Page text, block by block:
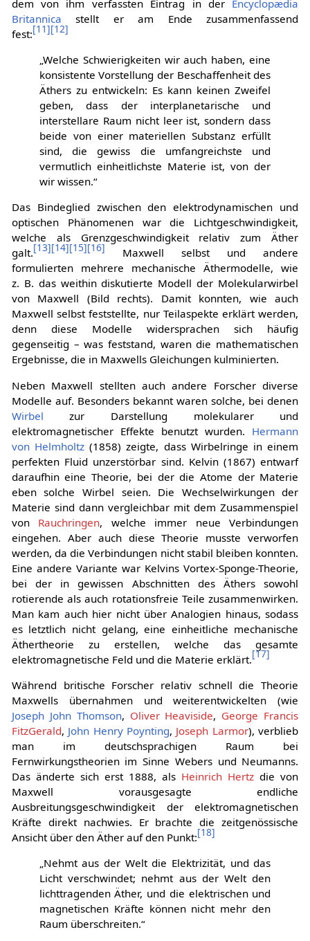
dem von ihm verfassten Eintrag in der Encyclopædia
Britannica stellt er am Ende zusammenfassend
fest:[11][12]
„Welche Schwierigkeiten wir auch haben, eine
konsistente Vorstellung der Beschaffenheit des
Äthers zu entwickeln: Es kann keinen Zweifel
geben, dass der interplanetarische und
interstellare Raum nicht leer ist, sondern dass
beide von einer materiellen Substanz erfüllt
sind, die gewiss die umfangreichste und
vermutlich einheitlichste Materie ist, von der
wir wissen.“
Das Bindeglied zwischen den elektrodynamischen und
optischen Phänomenen war die Lichtgeschwindigkeit,
welche als Grenzgeschwindigkeit relativ zum Äther
galt.[13][14][15][16] Maxwell selbst und andere
formulierten mehrere mechanische Äthermodelle, wie
z. B. das weithin diskutierte Modell der Molekularwirbel
von Maxwell (Bild rechts). Damit konnten, wie auch
Maxwell selbst feststellte, nur Teilaspekte erklärt werden,
denn diese Modelle widersprachen sich häufig
gegenseitig – was feststand, waren die mathematischen
Ergebnisse, die in Maxwells Gleichungen kulminierten.
Neben Maxwell stellten auch andere Forscher diverse
Modelle auf. Besonders bekannt waren solche, bei denen
Wirbel zur Darstellung molekularer und
elektromagnetischer Effekte benutzt wurden. Hermann
von Helmholtz (1858) zeigte, dass Wirbelringe in einem
perfekten Fluid unzerstörbar sind. Kelvin (1867) entwarf
daraufhin eine Theorie, bei der die Atome der Materie
eben solche Wirbel seien. Die Wechselwirkungen der
Materie sind dann vergleichbar mit dem Zusammenspiel
von Rauchringen, welche immer neue Verbindungen
eingehen. Aber auch diese Theorie musste verworfen
werden, da die Verbindungen nicht stabil bleiben konnten.
Eine andere Variante war Kelvins Vortex-Sponge-Theorie,
bei der in gewissen Abschnitten des Äthers sowohl
rotierende als auch rotationsfreie Teile zusammenwirken.
Man kam auch hier nicht über Analogien hinaus, sodass
es letztlich nicht gelang, eine einheitliche mechanische
Äthertheorie zu erstellen, welche das gesamte
elektromagnetische Feld und die Materie erklärt.[17]
Während britische Forscher relativ schnell die Theorie
Maxwells übernahmen und weiterentwickelten (wie
Joseph John Thomson, Oliver Heaviside, George Francis
FitzGerald, John Henry Poynting, Joseph Larmor), verblieb
man im deutschsprachigen Raum bei
Fernwirkungstheorien im Sinne Webers und Neumanns.
Das änderte sich erst 1888, als Heinrich Hertz die von
Maxwell vorausgesagte endliche
Ausbreitungsgeschwindigkeit der elektromagnetischen
Kräfte direkt nachwies. Er brachte die zeitgenössische
Ansicht über den Äther auf den Punkt:[18]
„Nehmt aus der Welt die Elektrizität, und das
Licht verschwindet; nehmt aus der Welt den
lichttragenden Äther, und die elektrischen und
magnetischen Kräfte können nicht mehr den
Raum überschreiten.“